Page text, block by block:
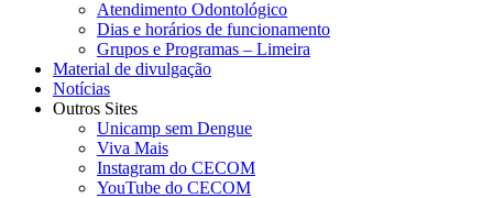
Atendimento Odontológico
Dias e horários de funcionamento
Grupos e Programas – Limeira
Material de divulgação
Notícias
Outros Sites
Unicamp sem Dengue
Viva Mais
Instagram do CECOM
YouTube do CECOM